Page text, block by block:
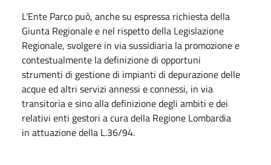
L’Ente Parco può, anche su espressa richiesta della
Giunta Regionale e nel rispetto della Legislazione
Regionale, svolgere in via sussidiaria la promozione e
contestualmente la definizione di opportuni
strumenti di gestione di impianti di depurazione delle
acque ed altri servizi annessi e connessi, in via
transitoria e sino alla definizione degli ambiti e dei
relativi enti gestori a cura della Regione Lombardia
in attuazione della L.36/94.